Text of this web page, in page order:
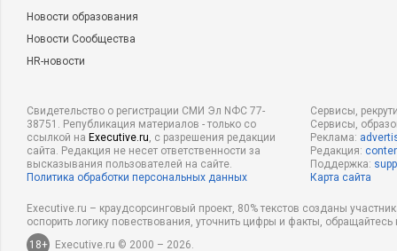
Новости образования
Новости Сообщества
HR-новости
Свидетельство о регистрации СМИ Эл NФС 77-
38751. Републикация материалов - только со
ссылкой на Executive.ru, с разрешения редакции
сайта. Редакция не несет ответственности за
высказывания пользователей на сайте.
Политика обработки персональных данных
Сервисы,
Сервисы,
Реклама:
Редакция:
Поддержка:
Карта сайта
Executive.ru – краудсорсинговый проект, 80% текстов созданы
оспорить логику повествования, уточнить цифры и факты,
18+
Executive.ru © 2000 – 2026.